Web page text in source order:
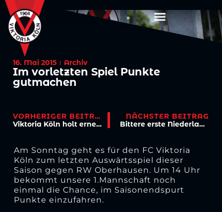
16. Mai 2015 Archiv
Im vorletzten Spiel Punkte
gutmachen
VORHERIGER BEITRAG
Viktoria Köln holt erneut den Bitburger-Pokal
NÄCHSTER BEITRAG
Bittere erste Niederlage für Kaczmarek
Am Sonntag geht es für den FC Viktoria
Köln zum letzten Auswärtsspiel dieser
Saison gegen RW Oberhausen. Um 14 Uhr
bekommt unsere 1.Mannschaft noch
einmal die Chance, im Saisonendspurt
Punkte einzufahren.